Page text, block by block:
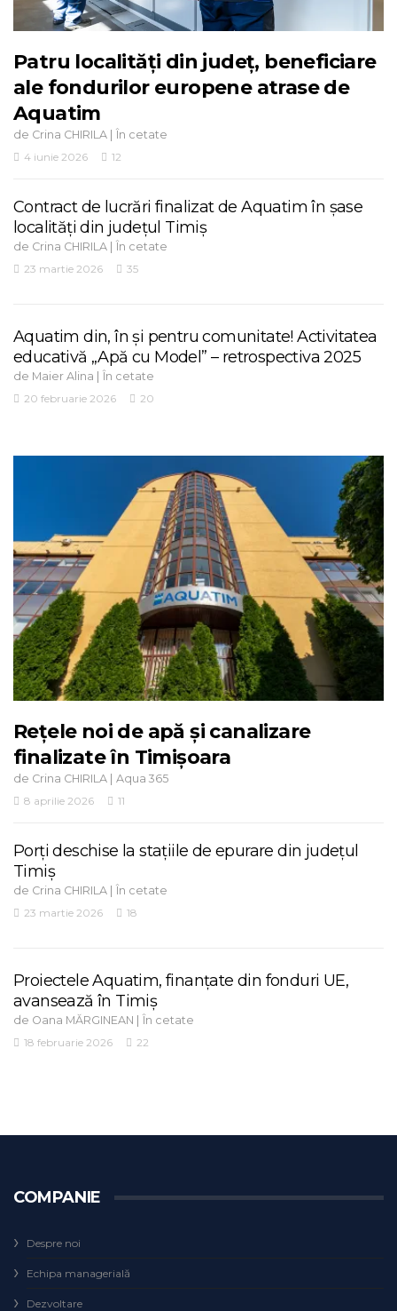
Patru localități din județ, beneficiare
ale fondurilor europene atrase de
Aquatim
de Crina CHIRILA | În cetate
4 iunie 2026
12
Contract de lucrări finalizat de Aquatim în șase
localități din județul Timiș
de Crina CHIRILA | În cetate
23 martie 2026
35
Aquatim din, în și pentru comunitate! Activitatea
educativă „Apă cu Model” – retrospectiva 2025
de Maier Alina | În cetate
20 februarie 2026
20
Rețele noi de apă și canalizare
finalizate în Timișoara
de Crina CHIRILA | Aqua 365
8 aprilie 2026
11
Porți deschise la stațiile de epurare din județul
Timiș
de Crina CHIRILA | În cetate
23 martie 2026
18
Proiectele Aquatim, finanțate din fonduri UE,
avansează în Timiș
de Oana MĂRGINEAN | În cetate
18 februarie 2026
22
COMPANIE
Despre noi
Echipa managerială
Dezvoltare